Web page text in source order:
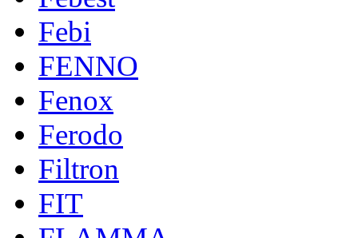
Febi
FENNO
Fenox
Ferodo
Filtron
FIT